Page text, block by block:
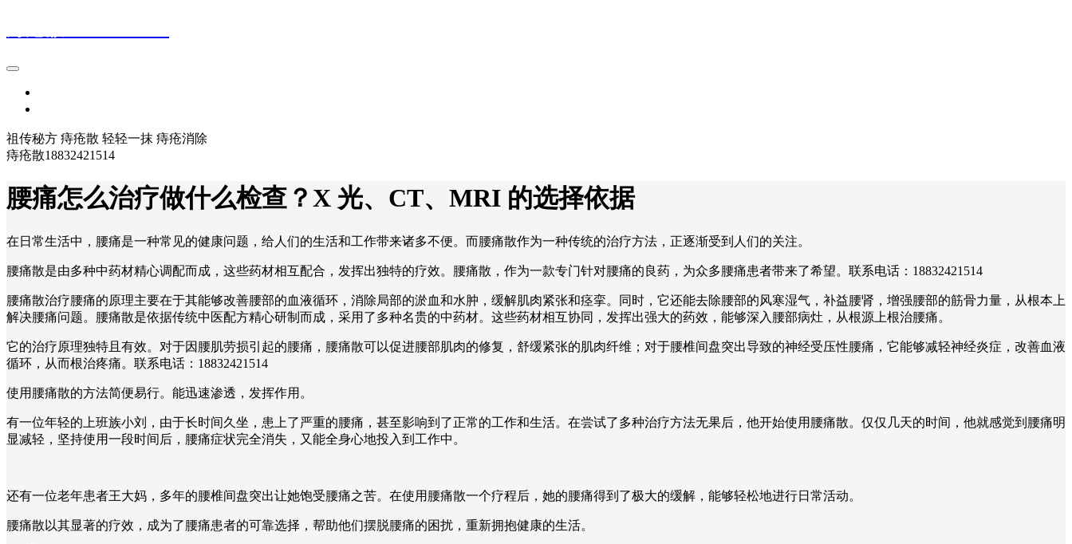
祖传秘方 痔疮散 轻轻一抹 痔疮消除
痔疮散18832421514
腰痛怎么治疗做什么检查？X 光、CT、MRI 的选择依据
在日常生活中，腰痛是一种常见的健康问题，给人们的生活和工作带来诸多不便。而腰痛散作为一种传统的治疗方法，正逐渐受到人们的关注。
腰痛散是由多种中药材精心调配而成，这些药材相互配合，发挥出独特的疗效。腰痛散，作为一款专门针对腰痛的良药，为众多腰痛患者带来了希望。联系电话：18832421514
腰痛散治疗腰痛的原理主要在于其能够改善腰部的血液循环，消除局部的淤血和水肿，缓解肌肉紧张和痉挛。同时，它还能去除腰部的风寒湿气，补益腰肾，增强腰部的筋骨力量，从根本上
解决腰痛问题。腰痛散是依据传统中医配方精心研制而成，采用了多种名贵的中药材。这些药材相互协同，发挥出强大的药效，能够深入腰部病灶，从根源上根治腰痛。
它的治疗原理独特且有效。对于因腰肌劳损引起的腰痛，腰痛散可以促进腰部肌肉的修复，舒缓紧张的肌肉纤维；对于腰椎间盘突出导致的神经受压性腰痛，它能够减轻神经炎症，改善血液
循环，从而根治疼痛。联系电话：18832421514
使用腰痛散的方法简便易行。能迅速渗透，发挥作用。
有一位年轻的上班族小刘，由于长时间久坐，患上了严重的腰痛，甚至影响到了正常的工作和生活。在尝试了多种治疗方法无果后，他开始使用腰痛散。仅仅几天的时间，他就感觉到腰痛明
显减轻，坚持使用一段时间后，腰痛症状完全消失，又能全身心地投入到工作中。
还有一位老年患者王大妈，多年的腰椎间盘突出让她饱受腰痛之苦。在使用腰痛散一个疗程后，她的腰痛得到了极大的缓解，能够轻松地进行日常活动。
腰痛散以其显著的疗效，成为了腰痛患者的可靠选择，帮助他们摆脱腰痛的困扰，重新拥抱健康的生活。